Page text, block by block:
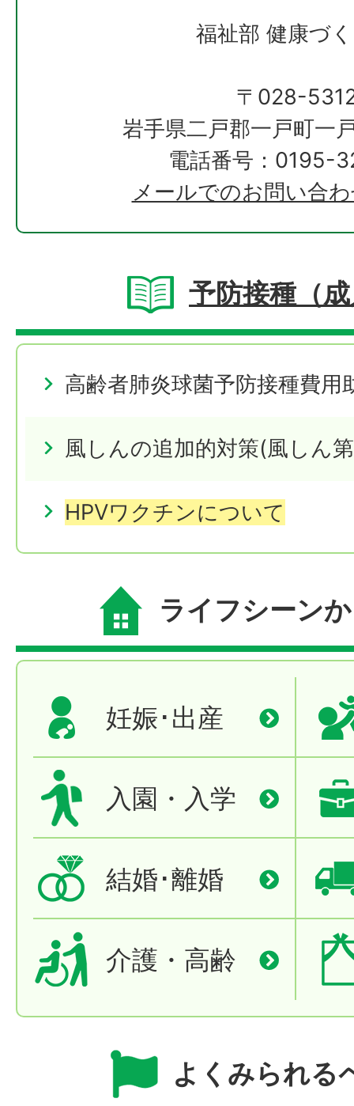
福祉部 健康づ
〒028-
岩手県二戸郡一戸町一
電話番号：0195-
メールでのお問い合
予防接種（
高齢者肺炎球菌予防接種費用
風しんの追加的対策(風しん
HPVワクチンについて
ライフシーン
妊娠･出産
入園・入学
結婚･離婚
介護・高齢
よくみられる